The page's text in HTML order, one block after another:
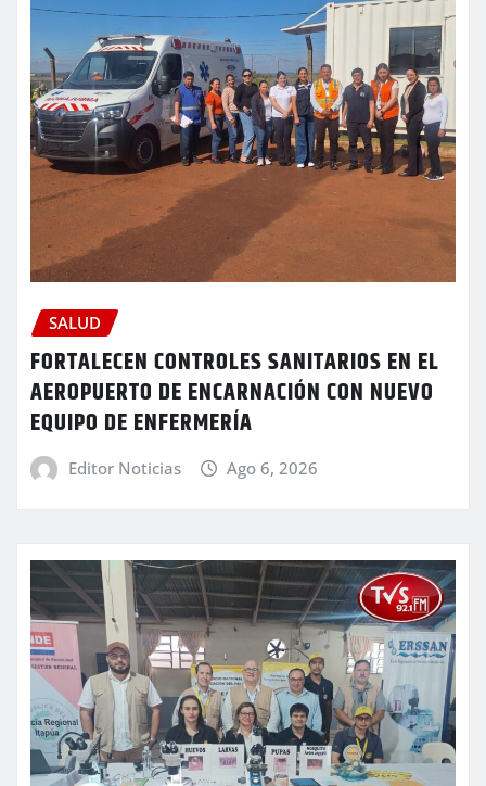
SALUD
FORTALECEN CONTROLES SANITARIOS EN EL
AEROPUERTO DE ENCARNACIÓN CON NUEVO
EQUIPO DE ENFERMERÍA
Editor Noticias Ago 6, 2026